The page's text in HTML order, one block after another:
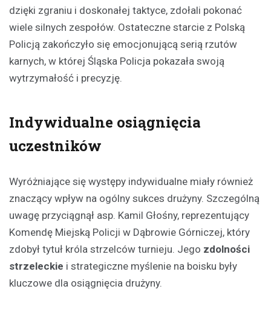
dzięki zgraniu i doskonałej taktyce, zdołali pokonać
wiele silnych zespołów. Ostateczne starcie z Polską
Policją zakończyło się emocjonującą serią rzutów
karnych, w której Śląska Policja pokazała swoją
wytrzymałość i precyzję.
Indywidualne osiągnięcia
uczestników
Wyróżniające się występy indywidualne miały również
znaczący wpływ na ogólny sukces drużyny. Szczególną
uwagę przyciągnął asp. Kamil Głośny, reprezentujący
Komendę Miejską Policji w Dąbrowie Górniczej, który
zdobył tytuł króla strzelców turnieju. Jego zdolności
strzeleckie i strategiczne myślenie na boisku były
kluczowe dla osiągnięcia drużyny.